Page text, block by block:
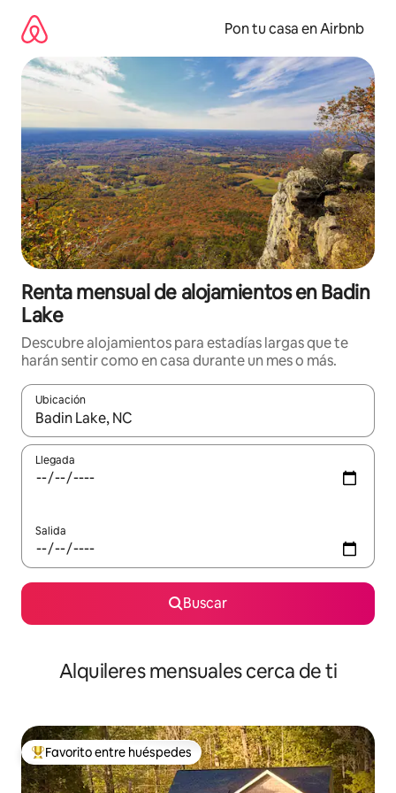
contenido
Pon tu casa en Airbnb
Renta mensual de alojamientos en Badin
Lake
Descubre alojamientos para estadías largas que te
harán sentir como en casa durante un mes o más.
Ubicación
Cuando los resultados estén disponibles, navega con las
Llegada
Salida
Buscar
Alquileres mensuales cerca de ti
Favorito entre huéspedes preferido
Favorito entre huéspedes